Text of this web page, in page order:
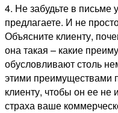
4. Не забудьте в письме
предлагаете. И не
Объясните клиенту,
она такая – какие
обусловливают столь
этими преимуществами
клиенту, чтобы он ее не
страха ваше